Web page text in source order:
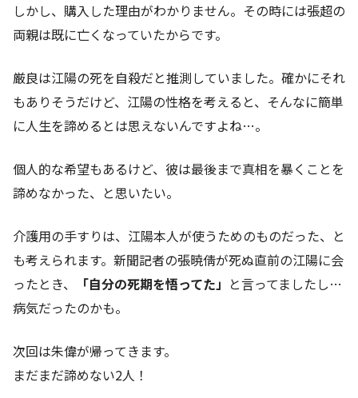
しかし、購入した理由がわかりません。その時には張超の
両親は既に亡くなっていたからです。
厳良は江陽の死を自殺だと推測していました。確かにそれ
もありそうだけど、江陽の性格を考えると、そんなに簡単
に人生を諦めるとは思えないんですよね…。
個人的な希望もあるけど、彼は最後まで真相を暴くことを
諦めなかった、と思いたい。
介護用の手すりは、江陽本人が使うためのものだった、と
も考えられます。新聞記者の張暁倩が死ぬ直前の江陽に会
ったとき、
「自分の死期を悟ってた」 と言ってましたし…
病気だったのかも。
次回は朱偉が帰ってきます。
まだまだ諦めない2人！